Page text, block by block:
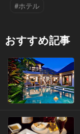
#ホテル
おすすめ記事